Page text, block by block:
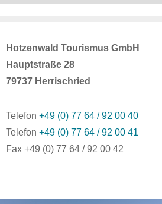
Hotzenwald Tourismus GmbH
Hauptstraße 28
79737 Herrischried
Telefon +49 (0) 77 64 / 92 00 40
Telefon +49 (0) 77 64 / 92 00 41
Fax +49 (0) 77 64 / 92 00 42